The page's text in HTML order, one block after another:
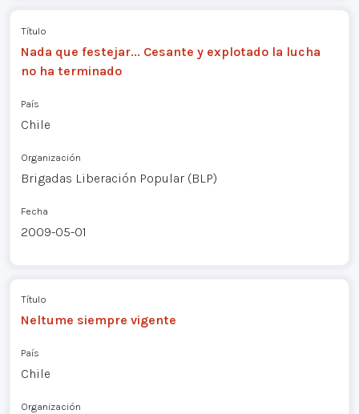
Título
Nada que festejar... Cesante y explotado la lucha
no ha terminado
País
Chile
Organización
Brigadas Liberación Popular (BLP)
Fecha
2009-05-01
Título
Neltume siempre vigente
País
Chile
Organización